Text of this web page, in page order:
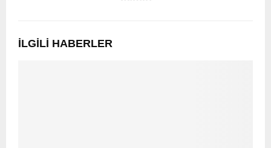
İLGILI HABERLER